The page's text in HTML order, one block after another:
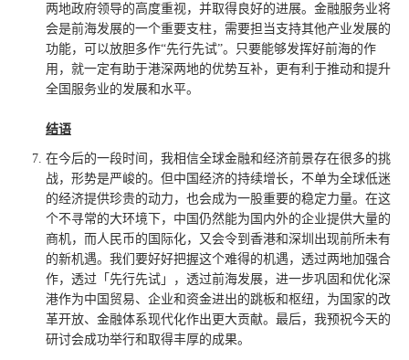
两地政府领导的高度重视，并取得良好的进展。金融服务业将
会是前海发展的一个重要支柱，需要担当支持其他产业发展的
功能，可以放胆多作“先行先试”。只要能够发挥好前海的作
用，就一定有助于港深两地的优势互补，更有利于推动和提升
全国服务业的发展和水平。
结语
在今后的一段时间，我相信全球金融和经济前景存在很多的挑
战，形势是严峻的。但中国经济的持续增长，不单为全球低迷
的经济提供珍贵的动力，也会成为一股重要的稳定力量。在这
个不寻常的大环境下，中国仍然能为国内外的企业提供大量的
商机，而人民币的国际化，又会令到香港和深圳出现前所未有
的新机遇。我们要好好把握这个难得的机遇，透过两地加强合
作，透过「先行先试」，透过前海发展，进一步巩固和优化深
港作为中国贸易、企业和资金进出的跳板和枢纽，为国家的改
革开放、金融体系现代化作出更大贡献。最后，我预祝今天的
研讨会成功举行和取得丰厚的成果。